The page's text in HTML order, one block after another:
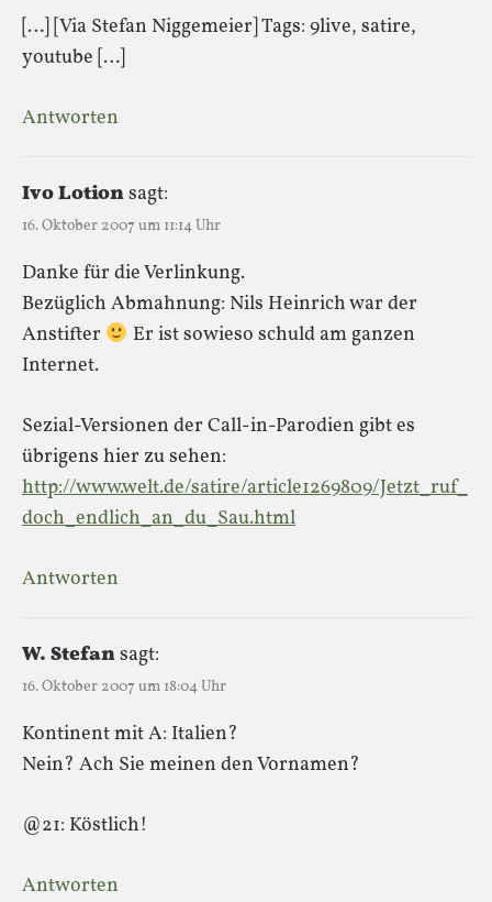
[…] [Via Stefan Niggemeier] Tags: 9live, satire,
youtube […]
Antworten
Ivo Lotionsagt:
16. Oktober 2007 um 11:14 Uhr
Danke für die Verlinkung.
Bezüglich Abmahnung: Nils Heinrich war der
Anstifter
Er ist sowieso schuld am ganzen
Internet.
Sezial-Versionen der Call-in-Parodien gibt es
übrigens hier zu sehen:
http://www.welt.de/satire/article1269809/Jetzt_ruf_
doch_endlich_an_du_Sau.html
Antworten
W. Stefansagt:
16. Oktober 2007 um 18:04 Uhr
Kontinent mit A: Italien?
Nein? Ach Sie meinen den Vornamen?
@21: Köstlich!
Antworten